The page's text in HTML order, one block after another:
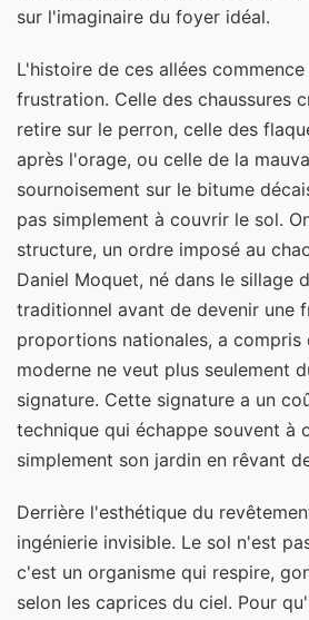
sur l'imaginaire du foyer idéal.
L'histoire de ces allées
frustration. Celle des chaussures
retire sur le perron, celle des
après l'orage, ou celle de la
sournoisement sur le bitume
pas simplement à couvrir le sol.
structure, un ordre imposé au
Daniel Moquet, né dans le sillage
traditionnel avant de devenir une
proportions nationales, a
moderne ne veut plus seulement
signature. Cette signature a un
technique qui échappe souvent à
simplement son jardin en rêvant
Derrière l'esthétique du
ingénierie invisible. Le sol n'est
c'est un organisme qui respire,
selon les caprices du ciel. Pour